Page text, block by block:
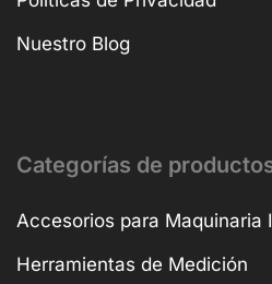
Nuestro Blog
Categorías de
Accesorios para Maquinaria
Herramientas de Medición